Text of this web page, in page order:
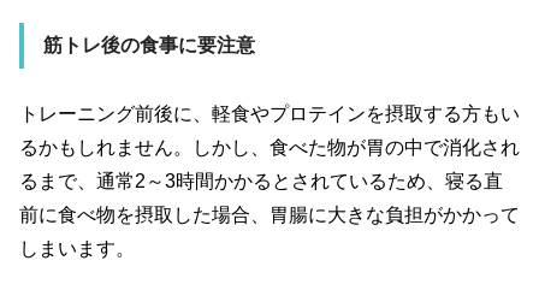
筋トレ後の食事に要注意
トレーニング前後に、軽食やプロテインを摂取する方もい
るかもしれません。しかし、食べた物が胃の中で消化され
るまで、通常2～3時間かかるとされているため、寝る直
前に食べ物を摂取した場合、胃腸に大きな負担がかかって
しまいます。